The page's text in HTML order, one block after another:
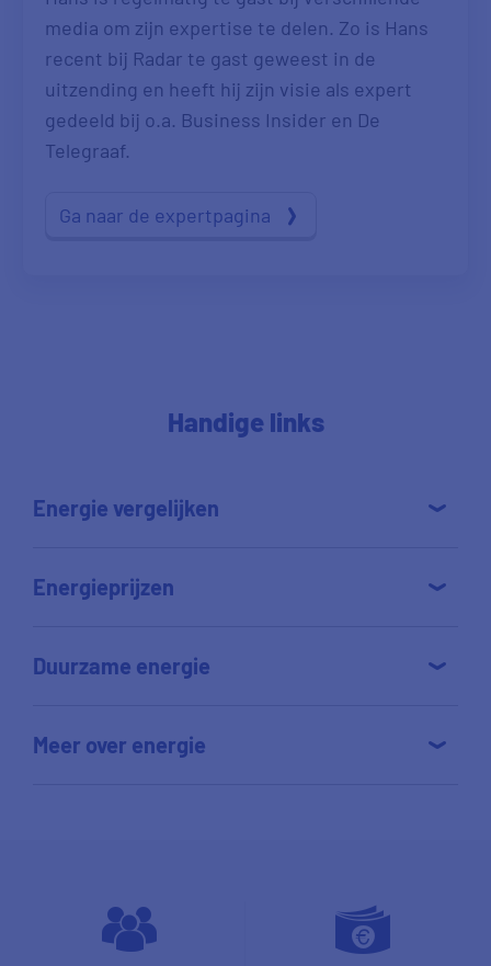
media om zijn expertise te delen. Zo is Hans
recent bij Radar te gast geweest in de
uitzending en heeft hij zijn visie als expert
gedeeld bij o.a. Business Insider en De
Telegraaf.
Ga naar de expertpagina
Handige links
Energie vergelijken
Energieprijzen
Duurzame energie
Meer over energie